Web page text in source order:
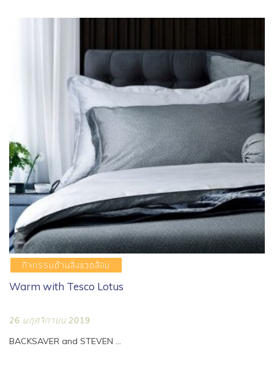
26 พฤศจิกายน 2019
กิจกรรมด้านสิ่งแวดล้อม
Warm with Tesco Lotus
BACKSAVER and STEVEN ...